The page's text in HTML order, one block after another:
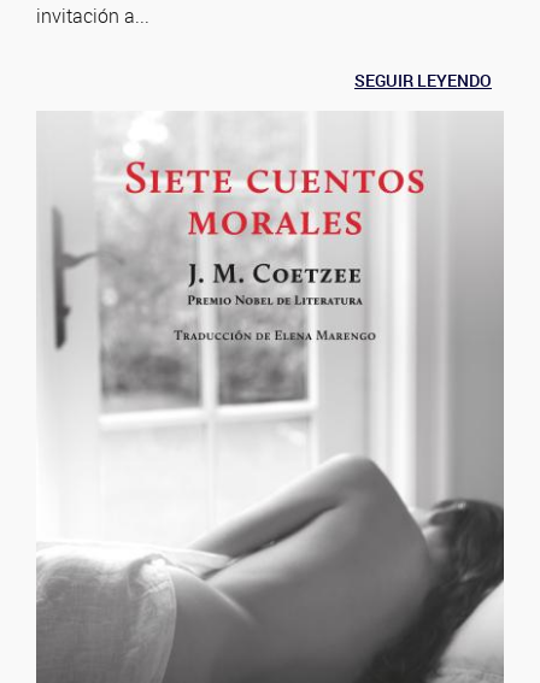
invitación a...
SEGUIR LEYENDO